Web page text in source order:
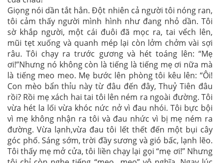
Giọng nói dần tắt hẳn. Đột nhiên cả người tôi nóng ran,
tôi cảm thấy người mình hình như đang nhỏ dần. Tôi
sờ khắp người, một cái đuôi đã mọc ra, tai vểch lên,
mũi tẹt xuống và quanh mép lại còn lởm chởm vài sợi
râu. Tôi chạy ra trước gương và hét toáng lên: “Mẹ
ơi!”Nhưng nó không còn là tiếng là tiếng mẹ ơi nữa mà
là tiếng meo meo. Mẹ bước lên phòng tôi kêu lên: “Ôi!
Con mèo bẩn thỉu này từ đâu đến đây, Thuỷ Tiên đâu
rồi? Rồi mẹ xách hai tai tôi lên ném ra ngoài đường. Tôi
vừa hét la lối vừa khóc nức nở vì đau nhói. Tôi bực bội
vì mẹ không nhận ra tôi và đau nhức vì bị mẹ ném ra
đường. Vừa lạnh,vừa đau tôi lết thết đến một bụi cây
góc phố. Sáng sớm, trời đầy sương và gió bấc, lạnh lẽo.
Tôi thấy mẹ mở cửa, tôi liền chạy lại gọi “mẹ ơi!” Nhưng